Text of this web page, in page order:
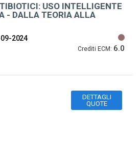
USO INTELLIGENTE
- DALLA TEORIA ALLA
2024
Crediti ECM: 6.0
DETTAGLI
QUOTE